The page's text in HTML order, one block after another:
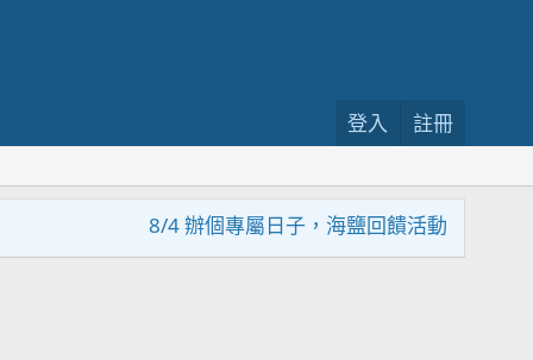
登入 註冊
8/4 辦個專屬日子，海鹽回饋活動，大家趕